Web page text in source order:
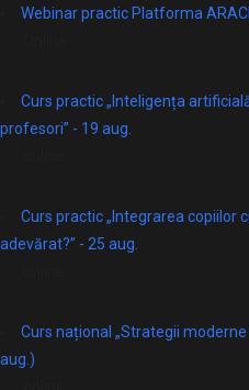
Webinar practic Platforma
Curs practic „Inteligența
profesori” - 19 aug.
Curs practic „Integrarea copiilor
adevărat?” - 25 aug.
Curs național „Strategii
aug.)